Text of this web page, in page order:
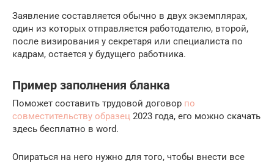
Заявление составляется обычно в двух экземплярах,
один из которых отправляется работодателю, второй,
после визирования у секретаря или специалиста по
кадрам, остается у будущего работника.
Пример заполнения бланка
Поможет составить трудовой договор по
совместительству образец 2023 года, его можно скачать
здесь бесплатно в word.
Опираться на него нужно для того, чтобы внести все